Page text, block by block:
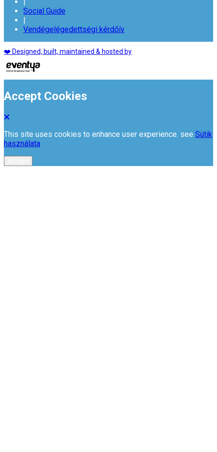
Social Guide
Vendégelégedettségi kérdőív
❤️ Designed, built, maintained & hosted by
Accept Cookies
This site uses cookies to enhance user experience. see Sütik
használata